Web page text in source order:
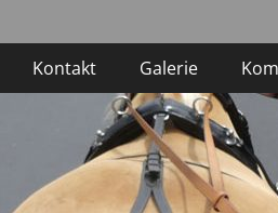
Kontakt Galerie